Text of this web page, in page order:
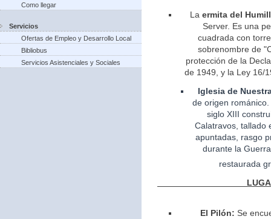
Como llegar
Servicios
Ofertas de Empleo y Desarrollo Local
Bibliobus
Servicios Asistenciales y Sociales
La ermita del
Server. Es una
cuadrada con
sobrenombre de
protección de la
de 1949, y la Ley 16/
Iglesia de
deorigen
siglo XIII
Calatravos, tallado
apuntadas, rasgo
durante la
restaurada
El Pilón: Se